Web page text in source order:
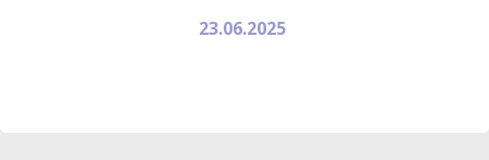
23.06.2025